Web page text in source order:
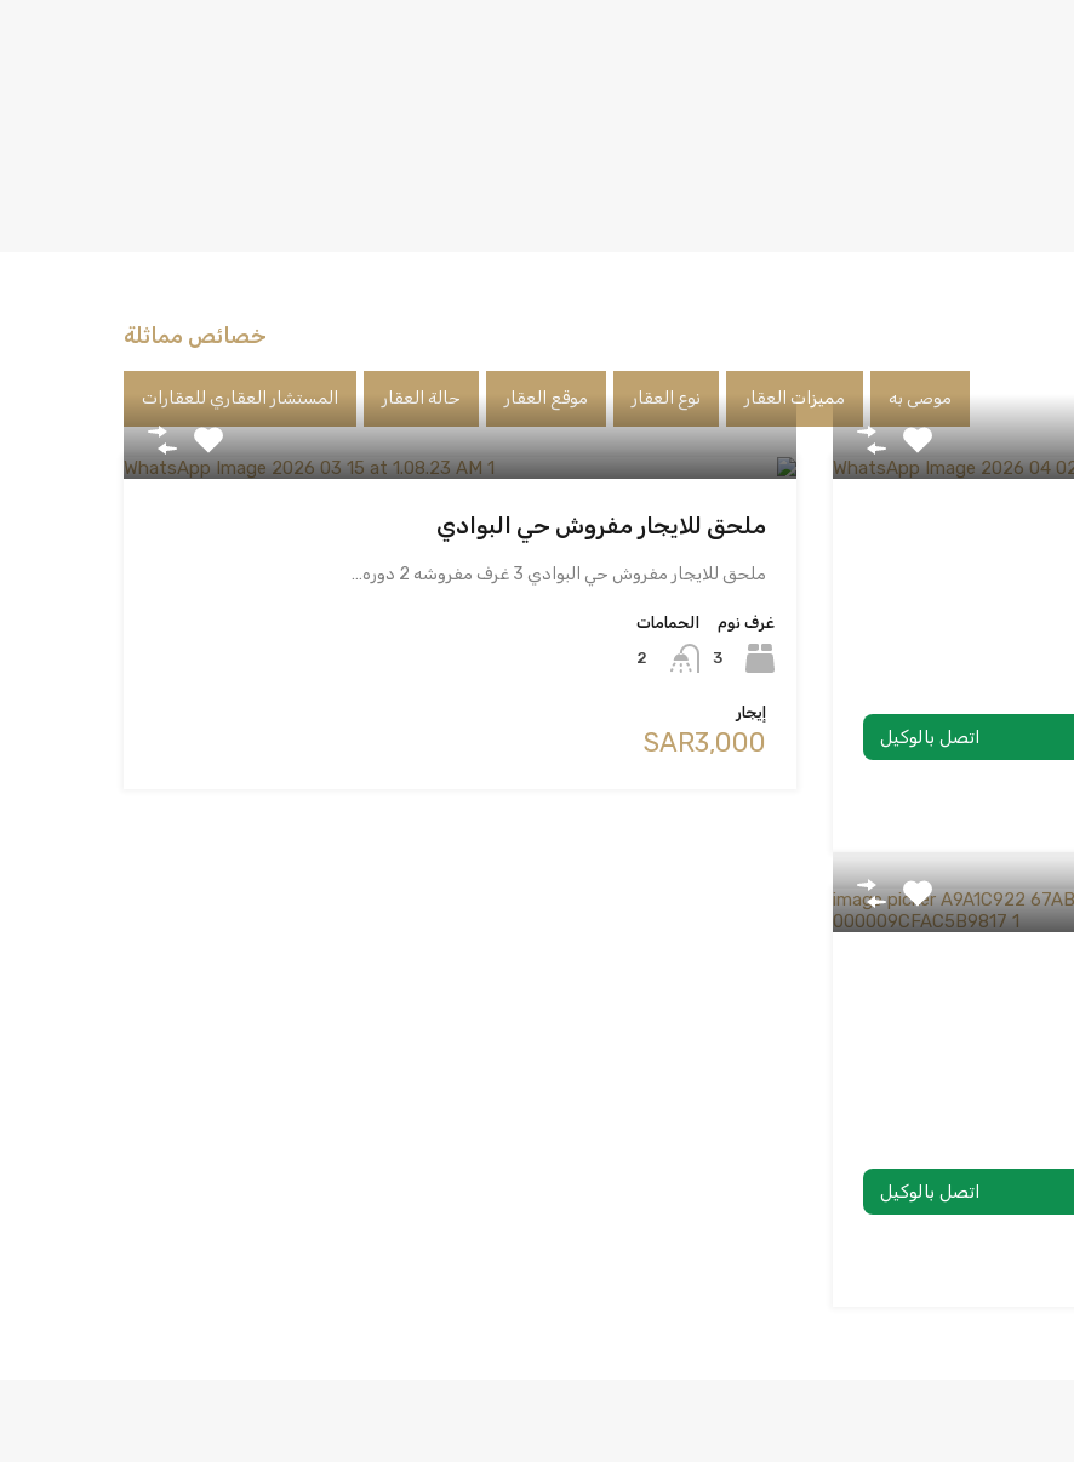
خصائص مماثلة
موصى به مميزات العقار نوع العقار موقع العقار حالة العقار المستشار العقاري للعقارات
اتصل بالوكيل
ملحق للايجار مفروش حي البوادي
ملحق للايجار مفروش حي البوادي 3 غرف مفروشه 2 دوره…
غرف نوم
3
الحمامات
2
إيجار
‪SAR3,000
اتصل بالوكيل